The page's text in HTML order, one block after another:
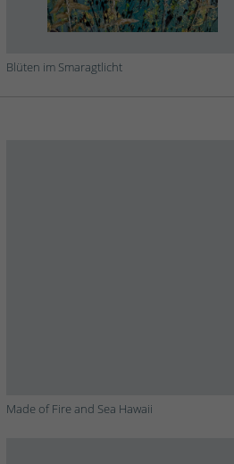
Blüten im Smaragtlicht
Made of Fire and Sea Hawaii